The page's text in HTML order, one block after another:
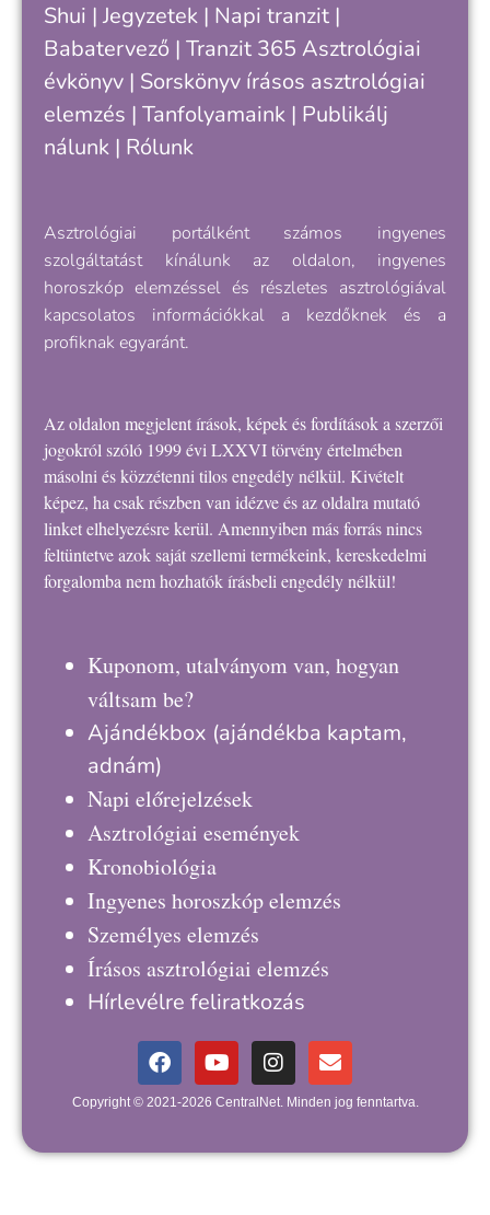
Shui | Jegyzetek | Napi tranzit |
Babatervező | Tranzit 365 Asztrológiai
évkönyv | Sorskönyv írásos asztrológiai
elemzés | Tanfolyamaink | Publikálj
nálunk | Rólunk
Asztrológiai portálként számos ingyenes
szolgáltatást kínálunk az oldalon, ingyenes
horoszkóp elemzéssel és részletes asztrológiával
kapcsolatos információkkal a kezdőknek és a
profiknak egyaránt.
Az oldalon megjelent írások, képek és fordítások a szerzői
jogokról szóló 1999 évi LXXVI törvény értelmében
másolni és közzétenni tilos engedély nélkül. Kivételt
képez, ha csak részben van idézve és az oldalra mutató
linket elhelyezésre kerül. Amennyiben más forrás nincs
feltüntetve azok saját szellemi termékeink, kereskedelmi
forgalomba nem hozhatók írásbeli engedély nélkül!
Kuponom, utalványom van, hogyan
váltsam be?
Ajándékbox (ajándékba kaptam,
adnám)
Napi előrejelzések
Asztrológiai események
Kronobiológia
Ingyenes horoszkóp elemzés
Személyes elemzés
Írásos asztrológiai elemzés
Hírlevélre feliratkozás
Copyright © 2021-2026 CentralNet. Minden jog fenntartva.